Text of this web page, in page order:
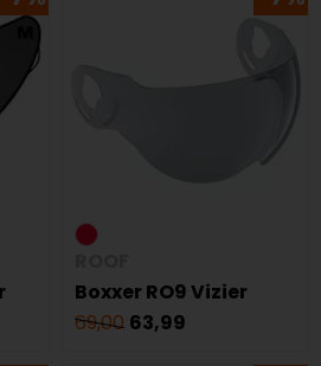
Boxxer RO9 Vizier
69,00 63,99